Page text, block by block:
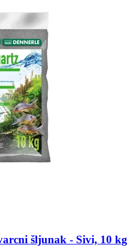
šljunak -​ Sivi, 10 kg